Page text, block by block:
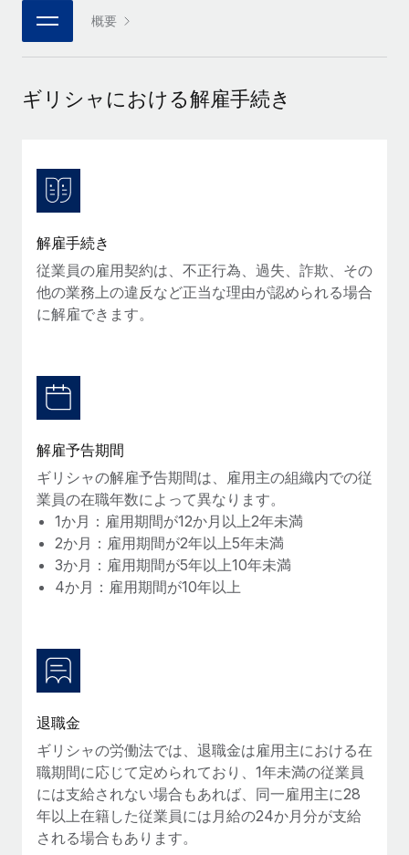
統合
基本的なビジネスツールを活用して業務プロセスを効率化す
グローバル人事・コンプライアンスの専門サポート
候補者の選考プロセスをシンプルに
Compliance Watchtower
コンプライアンスリスクを先回りして対応
法人設立
移住・転勤
従業員の異動をスムーズに
福利厚生
従業員の福利厚生を簡単に管理
戦略的テクノロジーパートナー
グローバルな人事機能を柔軟に自社プラットフォームへ統合
当社とのパートナーシップの可能性を検討する
ウェビナー
イベント
ニュースルーム
情報センター
サポートを依頼する
すべてのリソースを表示する
ブログ
契約社員管理
税務
ブログを読む
ブログ
Remoteの製品アップデート：GustoとXeroの統合お
Remoteの使命は、世界のどこにいても、あらゆる規模の企業が
業務に最適な人材を採用し、管理し、給与を支給できるようにす
ることです。この数週間で、新しい統合、機能、改良点をリリー
スしました。...
詳細を見る
給与詐欺：種類、事例、ビジネスを守る方法
給与, 賃金は詐欺の特に魅力的な標的です。多額の資金がシステ
한국어 概要
ギリシャにおける解雇手続き
解雇手続き
従業員の雇用契約は、不正行為、過失、詐欺、その
他の業務上の違反など正当な理由が認められる場合
に解雇できます。
解雇予告期間
ギリシャの解雇予告期間は、雇用主の組織内での従
業員の在職年数によって異なります。
1か月：雇用期間が12か月以上2年未満
2か月：雇用期間が2年以上5年未満
3か月：雇用期間が5年以上10年未満
4か月：雇用期間が10年以上
退職金
ギリシャの労働法では、退職金は雇用主における在
職期間に応じて定められており、1年未満の従業員
には支給されない場合もあれば、同一雇用主に28
年以上在籍した従業員には月給の24か月分が支給
される場合もあります。